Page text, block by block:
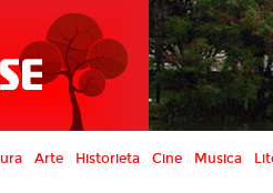
Arte Historieta Cine Musica